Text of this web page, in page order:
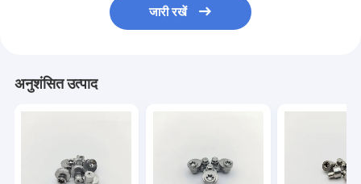
जारी रखें
अनुशंसित उत्पाद